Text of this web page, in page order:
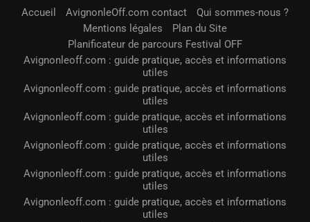
Accueil AvignonleOff.com contact
Qui sommes-nous ?
Mentions légales
Plan du Site
Planificateur de parcours Festival OFF
Avignonleoff.com : guide pratique, accès et informations
utiles
Avignonleoff.com : guide pratique, accès et informations
utiles
Avignonleoff.com : guide pratique, accès et informations
utiles
Avignonleoff.com : guide pratique, accès et informations
utiles
Avignonleoff.com : guide pratique, accès et informations
utiles
Avignonleoff.com : guide pratique, accès et informations
utiles